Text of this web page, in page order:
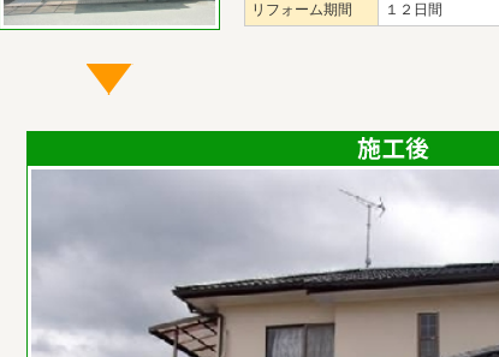
リフォーム期間
１２日間